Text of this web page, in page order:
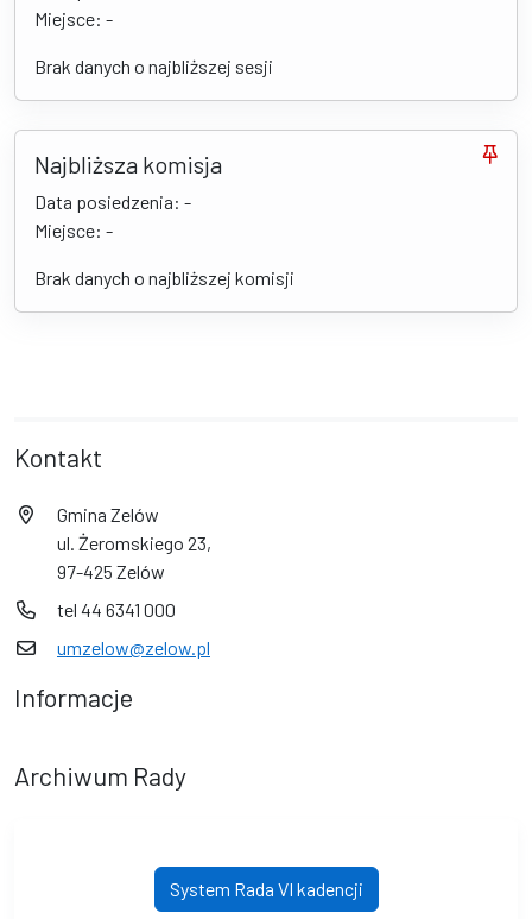
Miejsce: -
Brak danych o najbliższej sesji
Najbliższa komisja
Data posiedzenia: -
Miejsce: -
Brak danych o najbliższej komisji
Kontakt
Gmina Zelów
ul. Żeromskiego 23,
97-425 Zelów
tel 44 6341 000
umzelow@zelow.pl
Informacje
Archiwum Rady
System Rada VI kadencji